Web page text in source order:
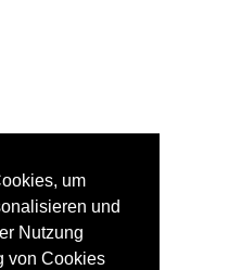
um
und
Nutzung
von Cookies